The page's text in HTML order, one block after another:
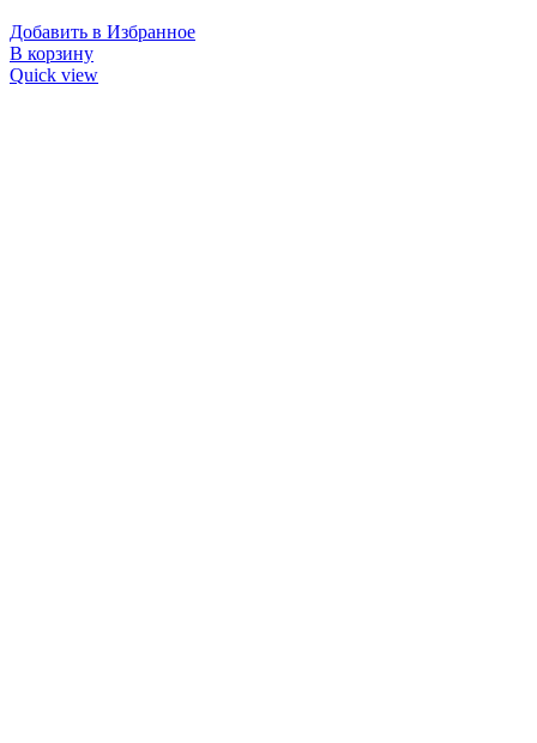
Добавить в Избранное
В корзину
Quick view